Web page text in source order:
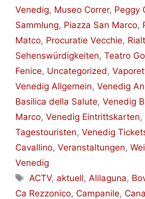
Venedig, Museo Correr, Peggy
Sammlung, Piazza San Marco,
Matco, Procuratie Vecchie,
Sehenswürdigkeiten, Teatro
Fenice, Uncategorized ,
Venedig Allgemein, Venedig
Basilica della Salute, Venedig
Marco, Venedig Eintrittskarten,
Tagestouristen, Venedig
Cavallino, Veranstaltungen,
Venedig
Schlagwörter
ACTV, aktuell, Alilaguna,
Ca Rezzonico, Campanile,